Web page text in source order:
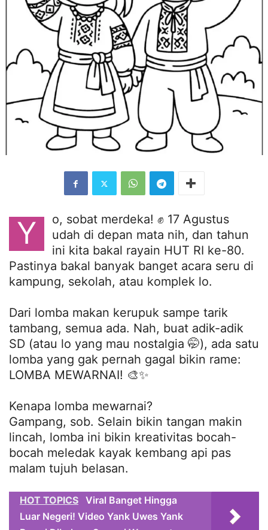
Y
o, sobat merdeka! ✊ 17 Agustus
udah di depan mata nih, dan tahun
ini kita bakal rayain HUT RI ke-80.
Pastinya bakal banyak banget acara seru di
kampung, sekolah, atau komplek lo.
Dari lomba makan kerupuk sampe tarik
tambang, semua ada. Nah, buat adik-adik
SD (atau lo yang mau nostalgia 🤭), ada satu
lomba yang gak pernah gagal bikin rame:
LOMBA MEWARNAI! 🎨✨
Kenapa lomba mewarnai?
Gampang, sob. Selain bikin tangan makin
lincah, lomba ini bikin kreativitas bocah-
bocah meledak kayak kembang api pas
malam tujuh belasan.
HOT TOPICS Viral Banget Hingga
Luar Negeri! Video Yank Uwes Yank